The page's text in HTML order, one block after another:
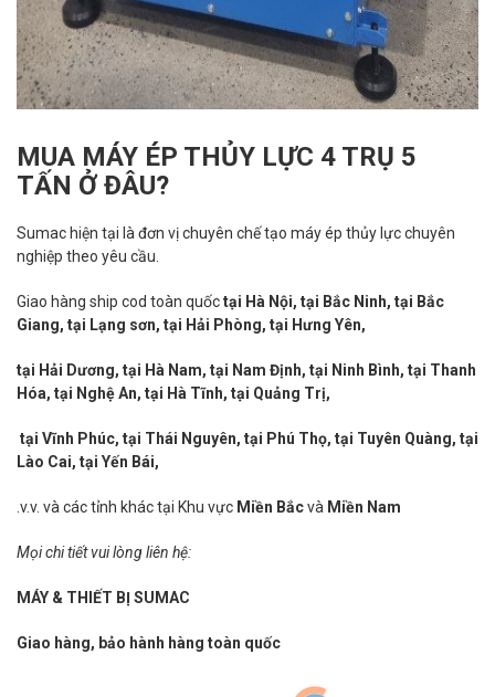
MUA MÁY ÉP THỦY LỰC 4 TRỤ 5
TẤN Ở ĐÂU?
Sumac hiện tại là đơn vị chuyên chế tạo máy ép thủy lực chuyên
nghiệp theo yêu cầu.
Giao hàng ship cod toàn quốctại Hà Nội, tại Bắc Ninh, tại Bắc
Giang, tại Lạng sơn, tại Hải Phòng, tại Hưng Yên,
tại Hải Dương, tại Hà Nam, tại Nam Định, tại Ninh Bình, tại Thanh
Hóa, tại Nghệ An, tại Hà Tĩnh, tại Quảng Trị,
tại Vĩnh Phúc, tại Thái Nguyên, tại Phú Thọ, tại Tuyên Quàng, tại
Lào Cai, tại Yến Bái,
.v.v. và các tỉnh khác tại Khu vực Miền Bắcvà Miền Nam
Mọi chi tiết vui lòng liên hệ:
MÁY & THIẾT BỊ SUMAC
Giao hàng, bảo hành hàng toàn quốc